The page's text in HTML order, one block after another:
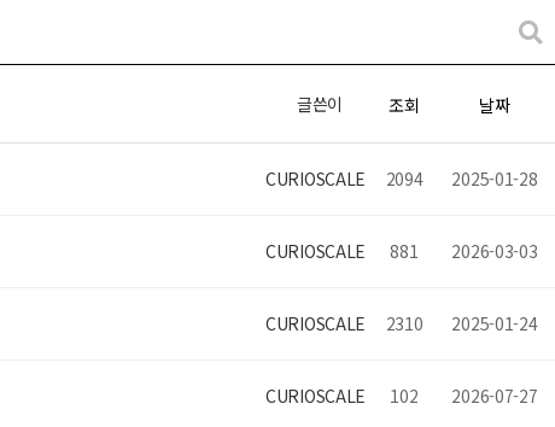
글쓴이 조회 날짜
CURIOSCALE 2094 2025-01-28
CURIOSCALE 881 2026-03-03
CURIOSCALE 2310 2025-01-24
CURIOSCALE 102 2026-07-27